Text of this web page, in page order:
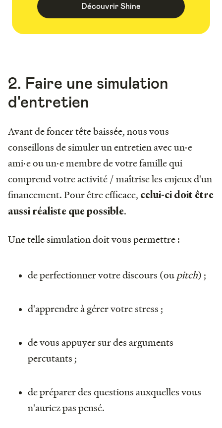
Découvrir Shine
2. Faire une simulation
d'entretien
Avant de foncer tête baissée, nous vous
conseillons de simuler un entretien avec un·e
ami·e ou un·e membre de votre famille qui
comprend votre activité / maîtrise les enjeux d'un
financement. Pour être efficace, celui-ci doit être
aussi réaliste que possible.
Une telle simulation doit vous permettre :
de perfectionner votre discours (oupitch) ;
d'apprendre à gérer votre stress ;
de vous appuyer sur des arguments
percutants ;
de préparer des questions auxquelles vous
n'auriez pas pensé.